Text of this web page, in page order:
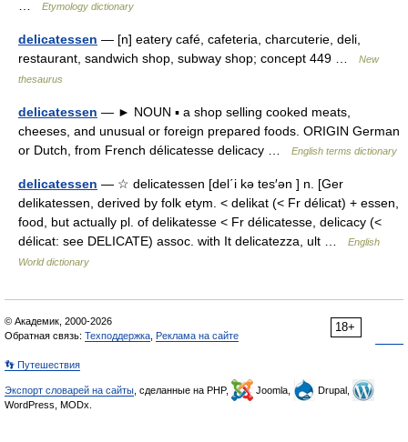
Etymology dictionary
delicatessen — [n] eatery café, cafeteria, charcuterie, deli,
restaurant, sandwich shop, subway shop; concept 449 …
New
thesaurus
delicatessen — ► NOUN ▪ a shop selling cooked meats,
cheeses, and unusual or foreign prepared foods. ORIGIN German
or Dutch, from French délicatesse delicacy …
English terms dictionary
delicatessen — ☆ delicatessen [del΄i kə tes′ən ] n. [Ger
delikatessen, derived by folk etym. < delikat (< Fr délicat) + essen,
food, but actually pl. of delikatesse < Fr délicatesse, delicacy (<
délicat: see DELICATE) assoc. with It delicatezza, ult …
English
World dictionary
18+
© Академик, 2000-2026
Обратная связь: Техподдержка Реклама на сайте
👣 Путешествия
Экспорт словарей на сайты , сделанные на PHP, Joomla,
Drupal,
WordPress, MODx.